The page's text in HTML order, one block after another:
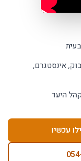
אינסטגרם,
היעד
עכשיו